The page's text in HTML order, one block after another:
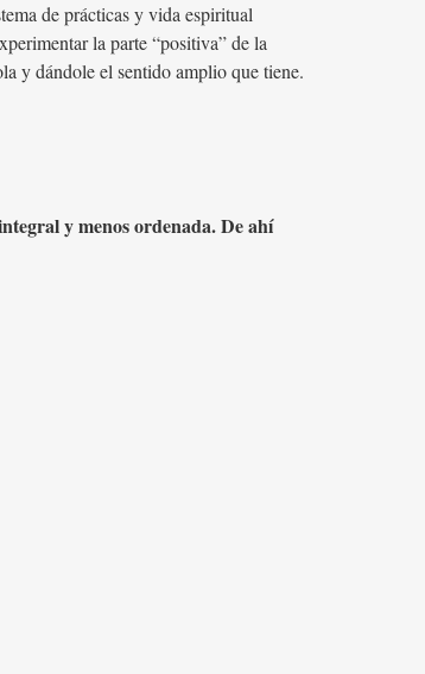
de prácticas y vida espiritual
la parte “positiva” de la
y dándole el sentido amplio que tiene.
y menos ordenada. De ahí